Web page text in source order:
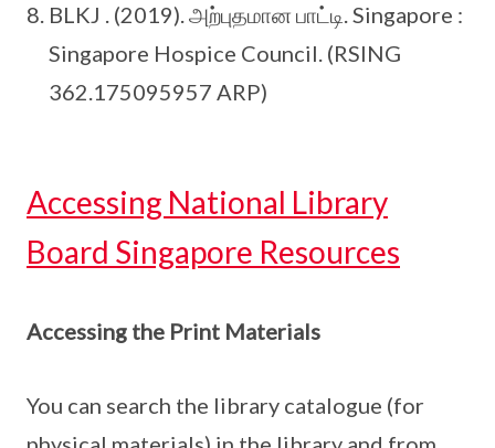
BLKJ . (2019). அற்புதமான பாட்டி. Singapore :
Singapore Hospice Council. (RSING
362.175095957 ARP)
Accessing National Library
Board Singapore Resources
Accessing the Print Materials
You can search the library catalogue (for